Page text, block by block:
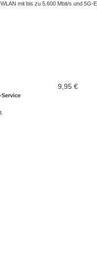
mit bis zu 5.600 Mbit/s und 5G-
9,95 €